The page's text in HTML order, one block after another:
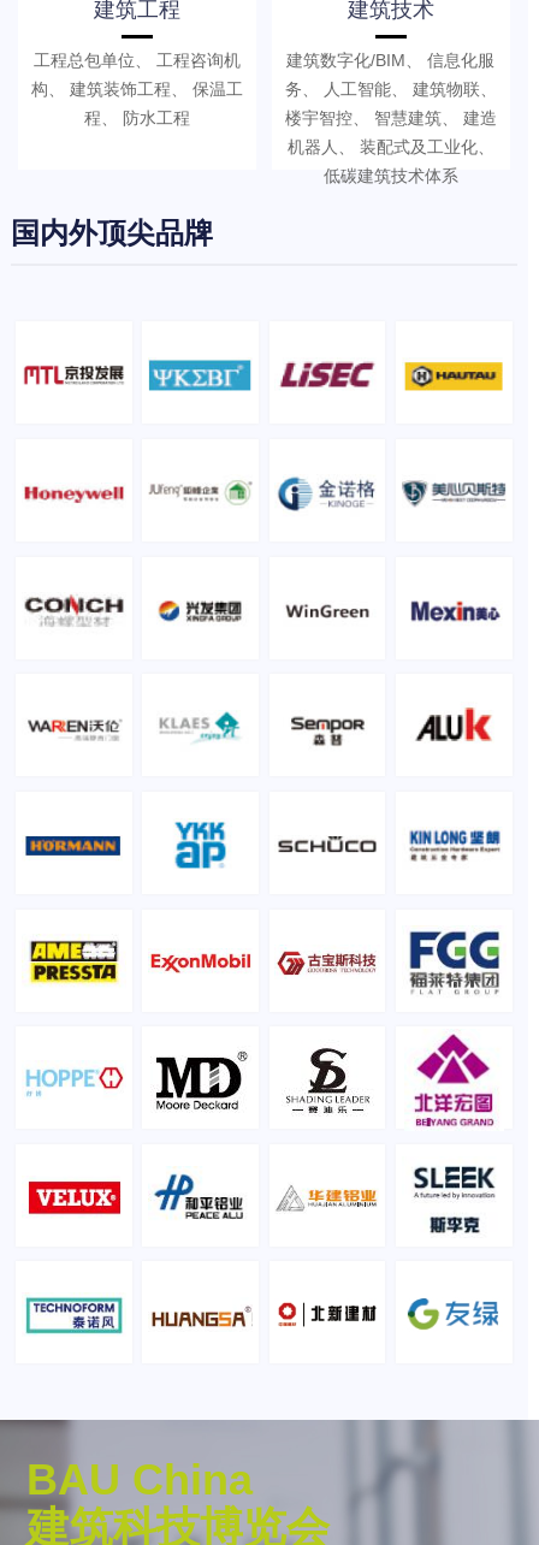
建筑工程
工程总包单位、 工程咨询机
构、 建筑装饰工程、 保温工
程、 防水工程
建筑技术
建筑数字化/BIM、 信息化服
务、 人工智能、 建筑物联、
楼宇智控、 智慧建筑、 建造
机器人、 装配式及工业化、
低碳建筑技术体系
国内外顶尖品牌
BAU China
建筑科技博览会